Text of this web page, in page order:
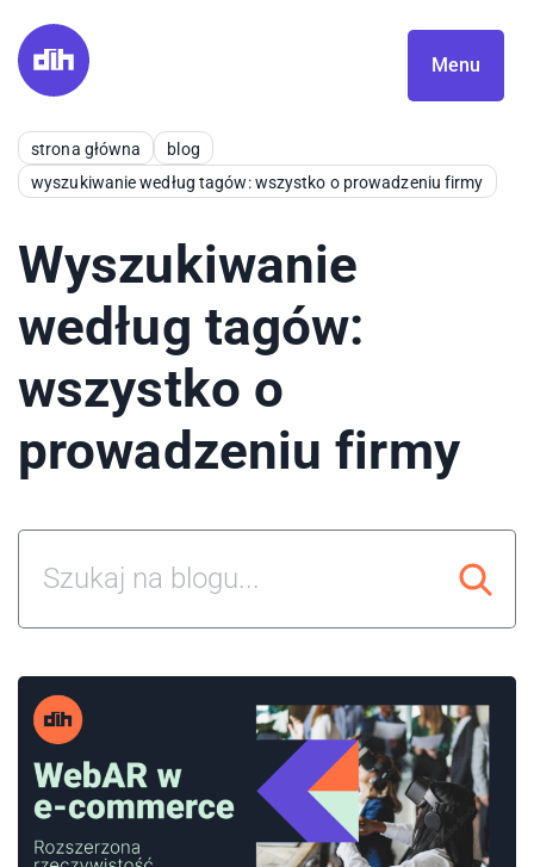
Menu
strona główna
blog
wyszukiwanie według tagów: wszystko o prowadzeniu firmy
Wyszukiwanie
według tagów:
wszystko o
prowadzeniu firmy